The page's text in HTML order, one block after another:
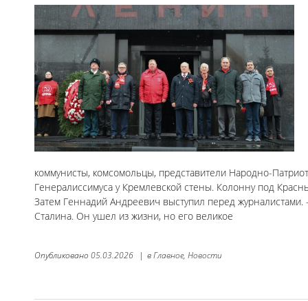
коммунисты, комсомольцы, представители Народно-
Генералиссимуса у Кремлевской стены. Колонну под
Затем Геннадий Андреевич выступил перед
Сталина. Он ушел из жизни, но его великое
Опубликовано 05.03.2026 | вГлавное, Новости